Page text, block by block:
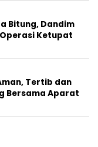
Bitung, Dandim
Ketupat
Tertib dan
Bersama Aparat